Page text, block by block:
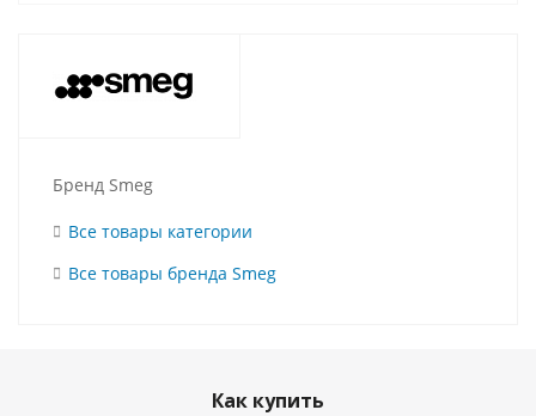
Бренд Smeg
Все товары категории
Все товары бренда Smeg
Как купить